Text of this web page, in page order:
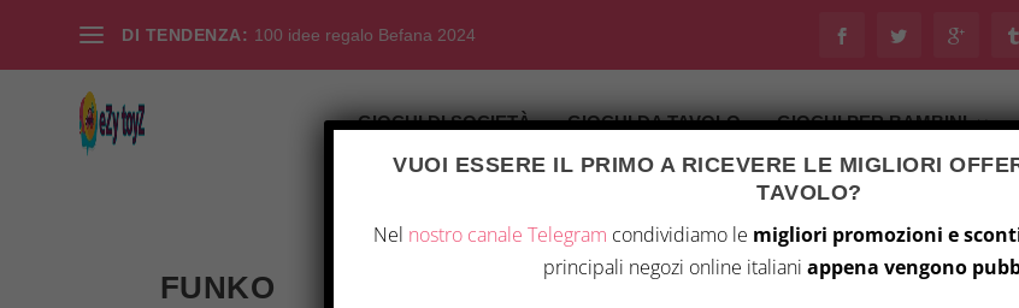
DI TENDENZA: 100 idee regalo Befana 2024
GIOCHI DI SOCIETÀ GIOCHI DA TAVOLO GIOCHI PER BAMBINI
FUNKO
VUOI ESSERE IL PRIMO A RICEVERE LE MIGLIORI
TAVOLO?
Nel nostro canale Telegram condividiamo le migliori promozioni e
principali negozi online italiani appena vengono